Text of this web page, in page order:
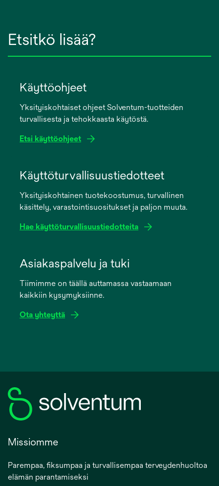
Etsitkö lisää?
Käyttöohjeet
Yksityiskohtaiset ohjeet Solventum-tuotteiden
turvallisesta ja tehokkaasta käytöstä.
Etsi käyttöohjeet
new
Käyttöturvallisuustiedotteet
Yksityiskohtainen tuotekoostumus, turvallinen
käsittely, varastointisuositukset ja paljon muuta.
Hae käyttöturvallisuustiedotteita
new
Asiakaspalvelu ja tuki
Tiimimme on täällä auttamassa vastaamaan
kaikkiin kysymyksiinne.
Ota yhteyttä
Missiomme
Parempaa, fiksumpaa ja turvallisempaa terveydenhuoltoa
elämän parantamiseksi